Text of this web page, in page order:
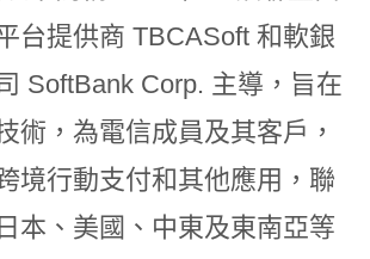
台提供商 TBCASoft 和軟銀
SoftBank Corp. 主導，旨在
術，為電信成員及其客戶，
境行動支付和其他應用，聯
本、美國、中東及東南亞等